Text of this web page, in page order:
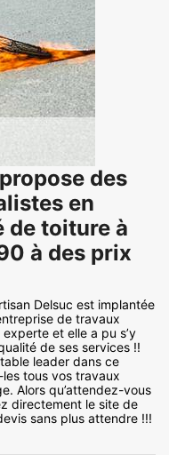
des
en
de toiture à
à des prix
Delsuc est implantée
de travaux
et elle a pu s’y
de ses services !!
leader dans ce
tous vos travaux
Alors qu’attendez-vous
directement le site de
sans plus attendre !!!